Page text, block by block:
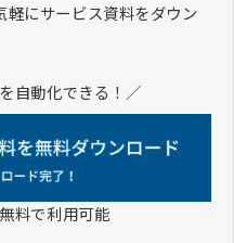
にサービス資料をダウン
自動化できる！／
料で利用可能